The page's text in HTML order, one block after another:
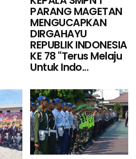
PARANG MAGETAN
MENGUCAPKAN
DIRGAHAYU
REPUBLIK INDONESIA
KE 78 "Terus Melaju
Untuk Indo...